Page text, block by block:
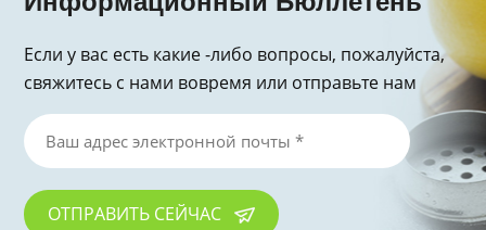
Если у вас есть какие -либо вопросы, пожалуйста,
свяжитесь с нами вовремя или отправьте нам
электронное письмо, спасибо за запрос!
ОТПРАВИТЬ СЕЙЧАС